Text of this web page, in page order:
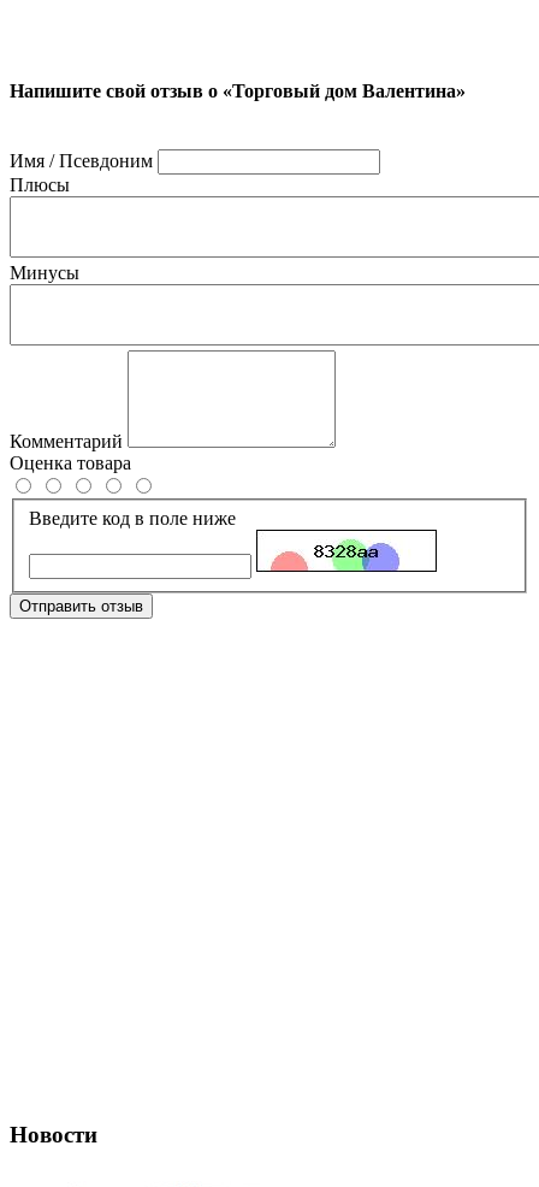
Напишите свой отзыв о «Торговый дом Валентина»
Имя / Псевдоним
Плюсы
Минусы
Комментарий
Оценка товара
Введите код в поле ниже
Отправить отзыв
Новости